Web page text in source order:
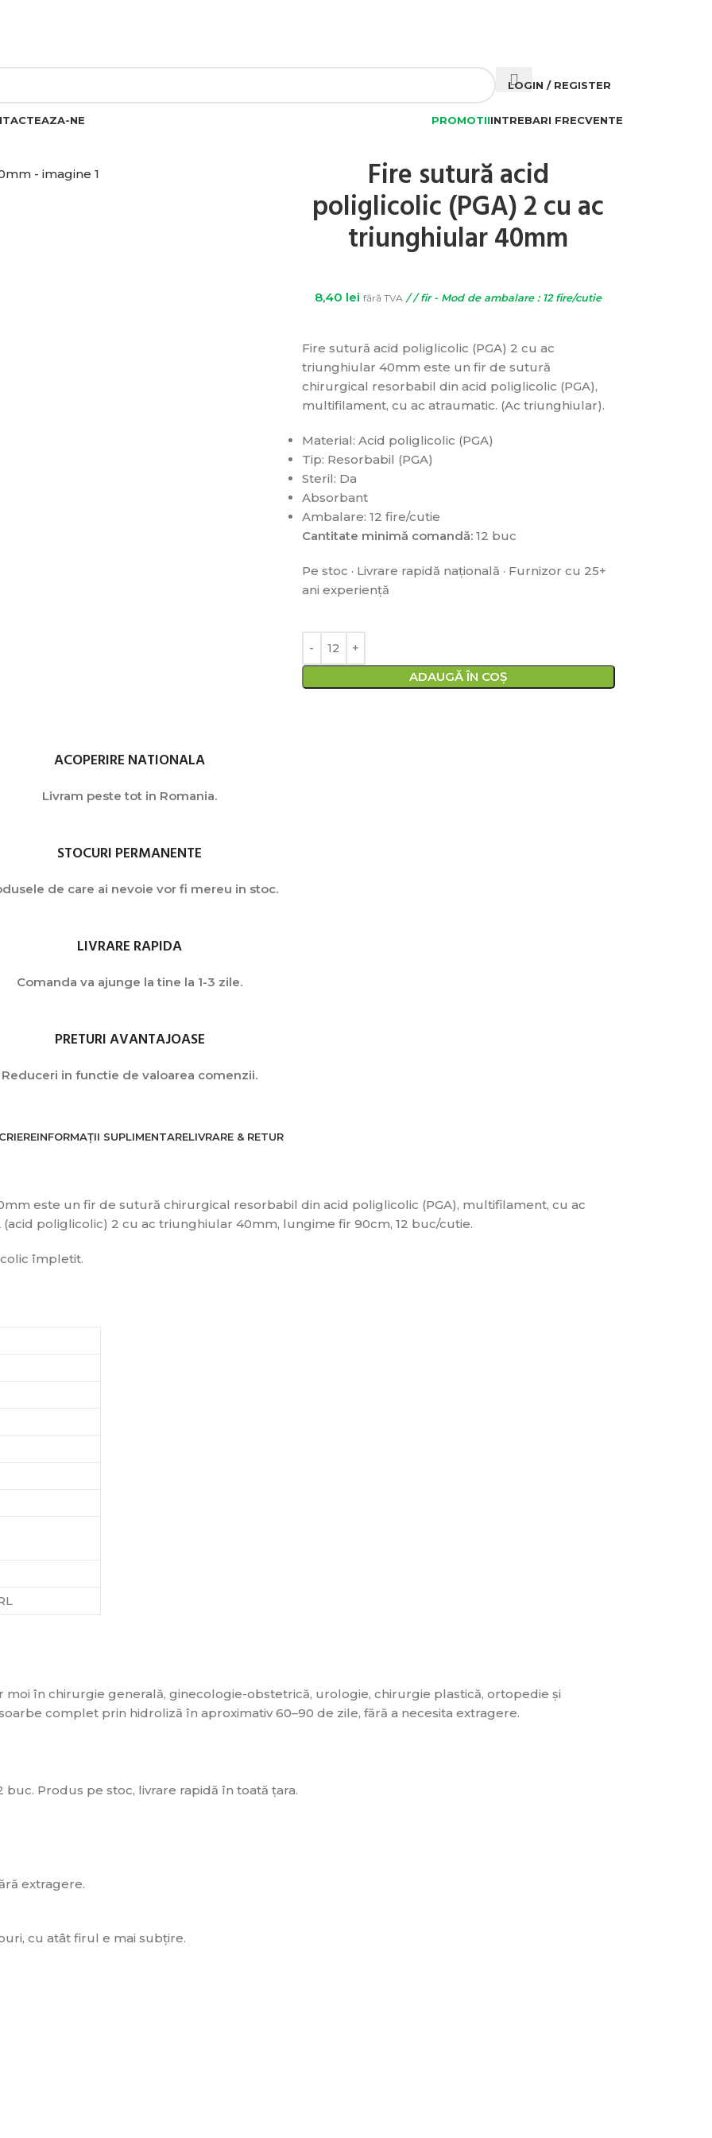
LOGIN / REGISTER
NE PROMOTIIINTREBARI FRECVENTE
Fire sutură acid
poliglicolic (PGA) 2 cu ac
triunghiular 40mm
8,40 lei fără TVA / / fir - Mod de ambalare : 12 fire/cutie
Fire sutură acid poliglicolic (PGA) 2 cu ac
triunghiular 40mm este un fir de sutură
chirurgical resorbabil din acid poliglicolic (PGA),
multifilament, cu ac atraumatic. (Ac triunghiular).
Material: Acid poliglicolic (PGA)
Tip: Resorbabil (PGA)
Steril: Da
Absorbant
Ambalare: 12 fire/cutie
Cantitate minimă comandă:12 buc
Pe stoc · Livrare rapidă națională · Furnizor cu 25+
ani experiență
ADAUGĂ ÎN COȘ
ACOPERIRE NATIONALA
Livram peste tot in Romania.
STOCURI PERMANENTE
de care ai nevoie vor fi mereu in stoc.
LIVRARE RAPIDA
Comanda va ajunge la tine la 1-3 zile.
PRETURI AVANTAJOASE
Reduceri in functie de valoarea comenzii.
INFORMAȚII SUPLIMENTARELIVRARE & RETUR
este un fir de sutură chirurgical resorbabil din acid poliglicolic (PGA), multifilament, cu ac
poliglicolic) 2 cu ac triunghiular 40mm, lungime fir 90cm, 12 buc/cutie.
împletit.
în chirurgie generală, ginecologie-obstetrică, urologie, chirurgie plastică, ortopedie și
complet prin hidroliză în aproximativ 60–90 de zile, fără a necesita extragere.
Produs pe stoc, livrare rapidă în toată țara.
extragere.
cu atât firul e mai subțire.